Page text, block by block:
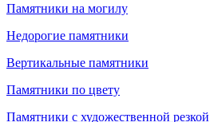
Памятники на могилу
Недорогие памятники
Вертикальные памятники
Памятники по цвету
Памятники с художественной резкой